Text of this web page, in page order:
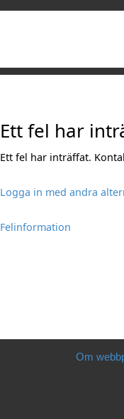
Ett fel har
Ett fel har inträffat.
Logga in med andra
Felinformation
Om